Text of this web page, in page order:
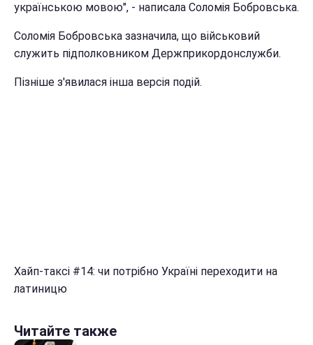
українською мовою", - написала Соломія Бобровська.
Соломія Бобровська зазначила, що військовий
служить підполковником Держприкордонслужби.
Пізніше з'явилася інша версія подій.
Хайп-таксі #14: чи потрібно Україні переходити на
латиницю
Читайте также